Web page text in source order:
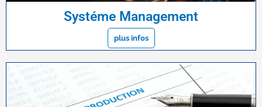
Systéme Management
plus infos